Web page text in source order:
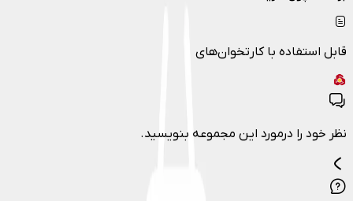
قابل استفاده با کارتخوان‌های
نظر خود را درمورد این مجموعه بنویسید.